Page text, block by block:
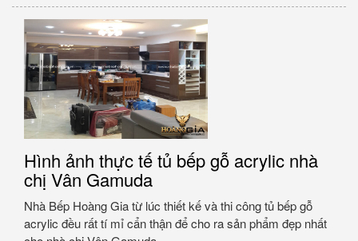
Hình ảnh thực tế tủ bếp gỗ acrylic nhà
chị Vân Gamuda
Nhà Bếp Hoàng Gia từ lúc thiết kế và thi công tủ bếp gỗ
acrylic đều rất tí mỉ cẩn thận để cho ra sản phẩm đẹp nhất